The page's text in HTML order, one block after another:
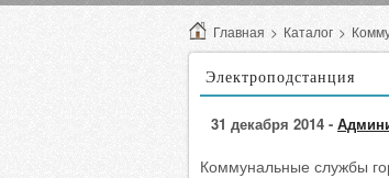
Главная > Каталог >
Электроподстанция
31 декабря 2014 -
Коммунальные службы